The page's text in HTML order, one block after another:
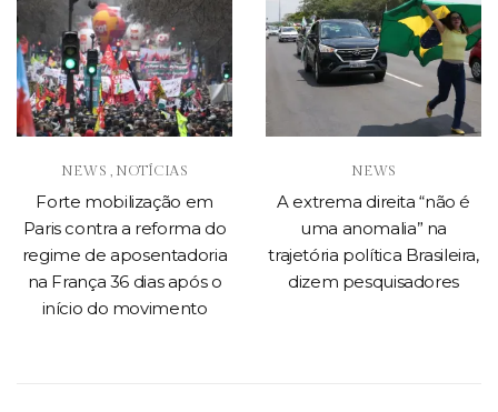
NEWS NOTÍCIAS
Forte mobilização em
Paris contra a reforma do
regime de aposentadoria
na França 36 dias após o
início do movimento
NEWS
A extrema direita “não é
uma anomalia” na
trajetória política Brasileira,
dizem pesquisadores